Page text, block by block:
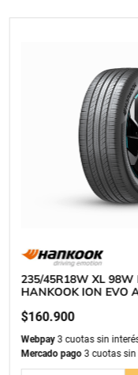
235/45R18W XL 98W
HANKOOK ION EVO
$160.900
Webpay3 cuotas sin
Mercado pago3 cuotas sin